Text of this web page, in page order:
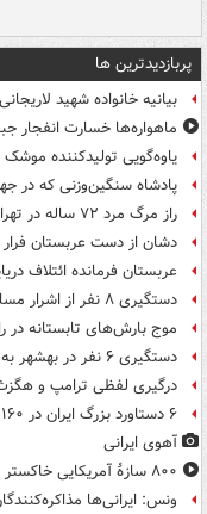
پربازدیدترین ها
بیانیه خانواده شهید
ماهواره‌ها خسارت انفجار
یاوه‌گویی تولیدکننده موشک
پادشاه سنگین‌وزنی که در
راز مرگ مرد ۷۲ ساله در تهرانپارس فاش شد
دشان از دست عربستان فرار
عربستان فرمانده ائتلاف
دستگیری ۸ نفر از اشرار مسلح شاخص و مرتبطین گروهک های تروریستی
موج بارش‌های تابستانه در راه ۱۱
دستگیری ۶ نفر در بهشهر به اتهام تشویش اذهان عمومی
درگیری لفظی ترامپ و
۶ دستاورد بزرگ ایران در ۱۶۰ روز رهبری رهبر انقلاب
آهوی ایرانی
۸۰۰ سازۀ آمریکایی خاکستر شد
ونس: ایرانی‌ها